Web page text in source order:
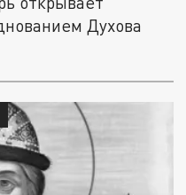
Духова